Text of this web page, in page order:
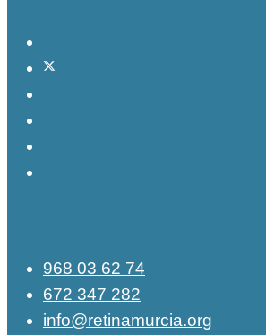
968 03 62 74
672 347 282
info@retinamurcia.org